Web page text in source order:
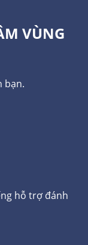
VÙNG
bạn.
hỗ trợ đánh